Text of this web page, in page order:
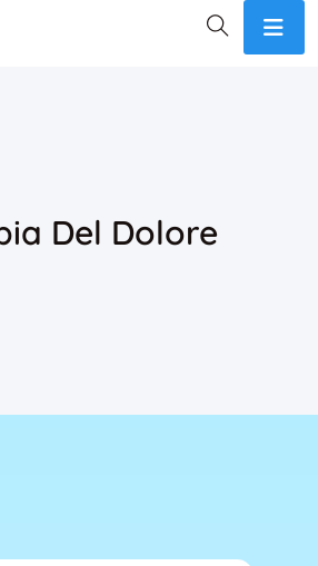
Del Dolore